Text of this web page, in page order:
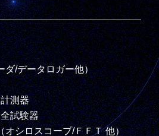
ダ/データロガー他）
測器
試験器
オシロスコープ/ＦＦＴ 他）